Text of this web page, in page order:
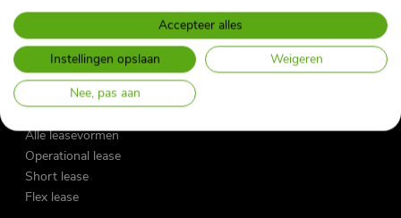
onafhankelijke expert die dit innameprotocol hanteert.
Leasevormen
Alle leasevormen
Operational lease
Short lease
Flex lease
Accepteer alles
Instellingen opslaan
Weigeren
Nee, pas aan